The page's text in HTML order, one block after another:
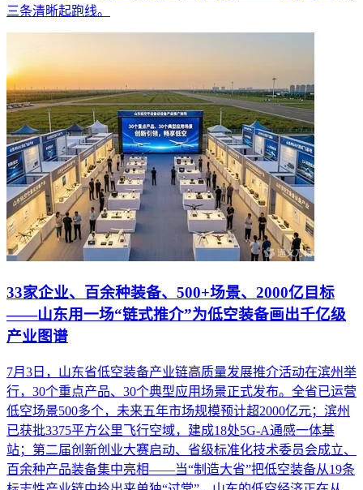
三条清晰起跑线。
33家企业、百余种装备、500+场景、2000亿目标
——山东用一场“链式推介”为低空装备画出千亿级
产业图谱
7月3日，山东省低空装备产业链高质量发展推介活动在滨州举
行，30个重点产品、30个典型应用场景正式发布。全省已运营
低空场景500多个，未来五年市场规模预计超2000亿元；滨州
已获批3375平方公里飞行空域，建成18处5G-A通感一体基
站；第二届创新创业大赛启动、省级标准化技术委员会成立、
百余种产品装备集中亮相——当“制造大省”把低空装备从19条